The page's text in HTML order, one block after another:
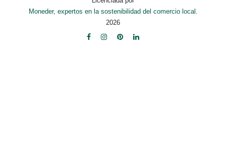
Moneder, expertos en la sostenibilidad del comercio local.
2026